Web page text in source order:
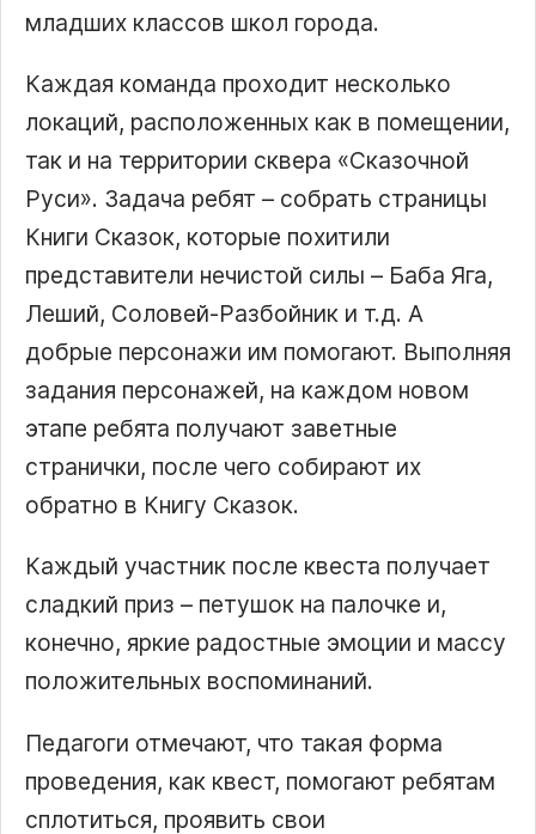
младших классов школ города.
Каждая команда проходит несколько
локаций, расположенных как в помещении,
так и на территории сквера «Сказочной
Руси». Задача ребят – собрать страницы
Книги Сказок, которые похитили
представители нечистой силы – Баба Яга,
Леший, Соловей-Разбойник и т.д. А
добрые персонажи им помогают. Выполняя
задания персонажей, на каждом новом
этапе ребята получают заветные
странички, после чего собирают их
обратно в Книгу Сказок.
Каждый участник после квеста получает
сладкий приз – петушок на палочке и,
конечно, яркие радостные эмоции и массу
положительных воспоминаний.
Педагоги отмечают, что такая форма
проведения, как квест, помогают ребятам
сплотиться, проявить свои